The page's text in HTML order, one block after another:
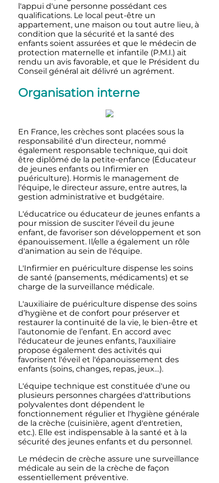
l'appui d'une personne possédant ces
qualifications. Le local peut-être un
appartement, une maison ou tout autre lieu, à
condition que la sécurité et la santé des
enfants soient assurées et que le médecin de
protection maternelle et infantile (P.M.I.) ait
rendu un avis favorable, et que le Président du
Conseil général ait délivré un agrément.
Organisation interne
En France, les crèches sont placées sous la
responsabilité d'un directeur, nommé
également responsable technique, qui doit
être diplômé de la petite-enfance (Éducateur
de jeunes enfants ou Infirmier en
puériculture). Hormis le management de
l'équipe, le directeur assure, entre autres, la
gestion administrative et budgétaire.
L'éducatrice ou éducateur de jeunes enfants a
pour mission de susciter l'éveil du jeune
enfant, de favoriser son développement et son
épanouissement. Il/elle a également un rôle
d'animation au sein de l'équipe.
L'Infirmier en puériculture dispense les soins
de santé (pansements, médicaments) et se
charge de la surveillance médicale.
L'auxiliaire de puériculture dispense des soins
d’hygiène et de confort pour préserver et
restaurer la continuité de la vie, le bien-être et
l’autonomie de l’enfant. En accord avec
l'éducateur de jeunes enfants, l'auxiliaire
propose également des activités qui
favorisent l'éveil et l'épanouissement des
enfants (soins, changes, repas, jeux…).
L'équipe technique est constituée d'une ou
plusieurs personnes chargées d'attributions
polyvalentes dont dépendent le
fonctionnement régulier et l'hygiène générale
de la crèche (cuisinière, agent d'entretien,
etc.). Elle est indispensable à la santé et à la
sécurité des jeunes enfants et du personnel.
Le médecin de crèche assure une surveillance
médicale au sein de la crèche de façon
essentiellement préventive.